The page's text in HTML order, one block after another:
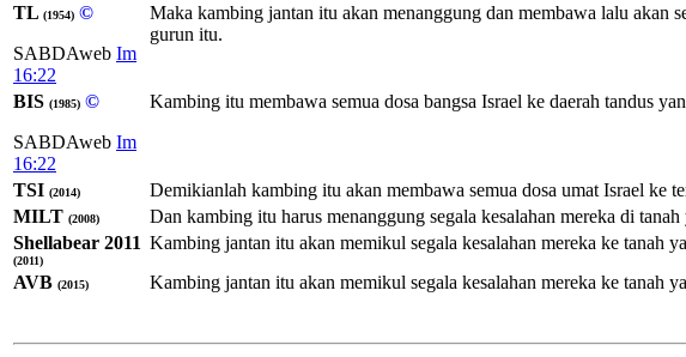
TL (1954) ©
SABDAweb Im
16:22
Maka kambing jantan itu akan menanggung dan membawa lalu akan
gurun itu.
BIS (1985) ©
SABDAweb Im
16:22
Kambing itu membawa semua dosa bangsa Israel ke daerah tandus
TSI (2014)
Demikianlah kambing itu akan membawa semua dosa umat Israel ke
MILT (2008)
Dan kambing itu harus menanggung segala kesalahan mereka di
Shellabear 2011
(2011)
Kambing jantan itu akan memikul segala kesalahan mereka ke tanah
AVB (2015) Kambing jantan itu akan memikul segala kesalahan mereka ke tanah